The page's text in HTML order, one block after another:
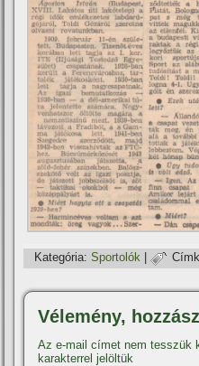
Kategória: Sportolók |
Vélemény,
Az e-mail címet nem tesszük
karakterrel jelöltük